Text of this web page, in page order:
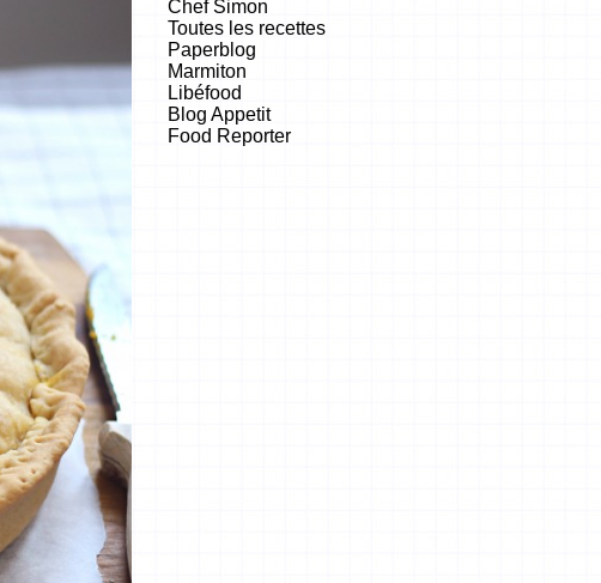
Chef Simon
Toutes les recettes
Paperblog
Marmiton
Libéfood
Blog Appetit
Food Reporter